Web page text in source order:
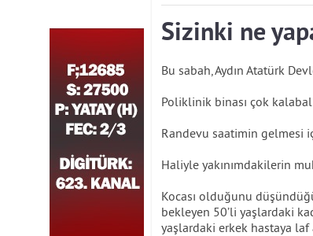
Sizinki ne
Bu sabah, Aydın Atatürk
Poliklinik binası çok
Randevu saatimin gelmesi
Haliyle yakınımdakilerin
Kocası olduğunu
bekleyen 50’li yaşlardaki
yaşlardaki erkek hastaya laf